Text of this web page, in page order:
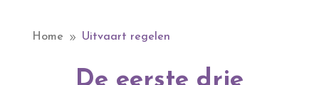
Home 9 Uitvaart regelen